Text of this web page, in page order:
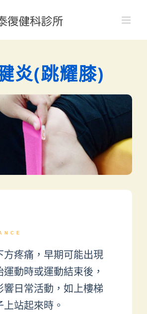
炎(跳耀膝)
方疼痛，早期可能出現
運動時或運動結束後，
響日常活動，如上樓梯
上站起來時。